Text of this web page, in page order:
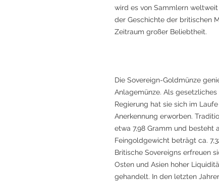
wird es von Sammlern
der Geschichte der britischen
Zeitraum großer Beliebtheit.
Die Sovereign-Goldmünze
Anlagemünze. Als
Regierung hat sie sich im
Anerkennung erworben.
etwa 7,98 Gramm und besteht
Feingoldgewicht beträgt ca.
Britische Sovereigns erfreuen
Osten und Asien hoher
gehandelt. In den letzten